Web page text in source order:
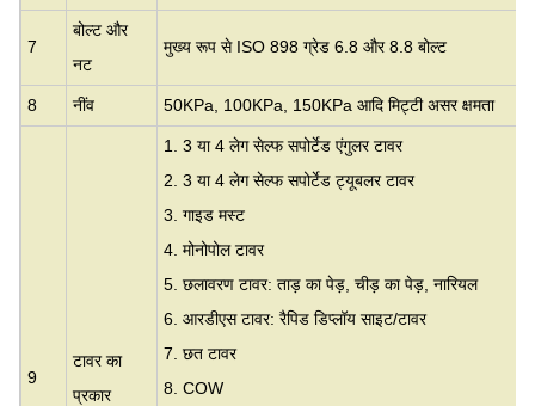
7
बोल्ट और
नट
मुख्य रूप से ISO 898 ग्रेड 6.8 और 8.8 बोल्ट
8 नींव 50KPa, 100KPa, 150KPa आदि मिट्टी असर क्षमता
9
टावर का
प्रकार
1. 3 या 4 लेग सेल्फ सपोर्टेड एंगुलर टावर
2. 3 या 4 लेग सेल्फ सपोर्टेड ट्यूबलर टावर
3. गाइड मस्ट
4. मोनोपोल टावर
5. छलावरण टावर: ताड़ का पेड़, चीड़ का पेड़, नारियल
6. आरडीएस टावर: रैपिड डिप्लॉय साइट/टावर
7. छत टावर
8. COW